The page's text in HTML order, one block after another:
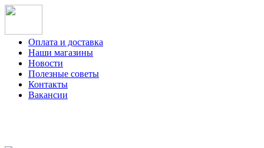
Оплата и доставка
Наши магазины
Новости
Полезные советы
Контакты
Вакансии